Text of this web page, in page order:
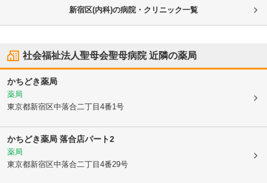
新宿区(内科)の病院・クリニック一覧
社会福祉法人聖母会聖母病院近隣の薬局
かちどき薬局
薬局
東京都新宿区中落合二丁目4番1号
かちどき薬局 落合店パート2
薬局
東京都新宿区中落合二丁目4番29号